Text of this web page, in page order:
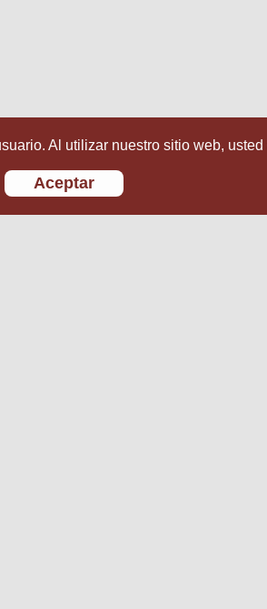
Al utilizar nuestro sitio web,
Aceptar